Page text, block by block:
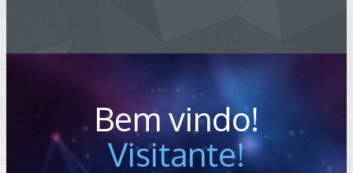
Bem vindo!
Visitante!